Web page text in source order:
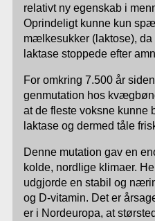
relativt ny egenskab i
Oprindeligt kunne kun
mælkesukker (laktose),
laktase stoppede efter
For omkring 7.500 år
genmutation hos
at de fleste voksne kunne
laktase og dermed tåle
Denne mutation gav en
kolde, nordlige klimaer.
udgjorde en stabil og
og D-vitamin. Det er
er i Nordeuropa, at